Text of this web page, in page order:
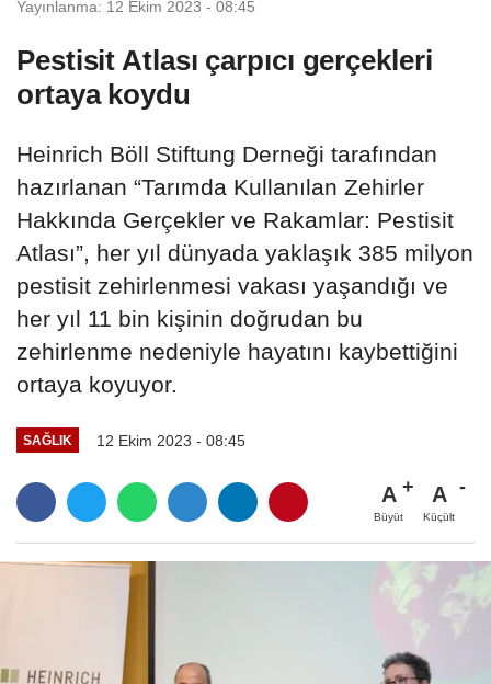
Yayınlanma: 12 Ekim 2023 - 08:45
Pestisit Atlası çarpıcı gerçekleri
ortaya koydu
Heinrich Böll Stiftung Derneği tarafından
hazırlanan “Tarımda Kullanılan Zehirler
Hakkında Gerçekler ve Rakamlar: Pestisit
Atlası”, her yıl dünyada yaklaşık 385 milyon
pestisit zehirlenmesi vakası yaşandığı ve
her yıl 11 bin kişinin doğrudan bu
zehirlenme nedeniyle hayatını kaybettiğini
ortaya koyuyor.
SAĞLIK 12 Ekim 2023 - 08:45
A
Büyüt
A
Küçült